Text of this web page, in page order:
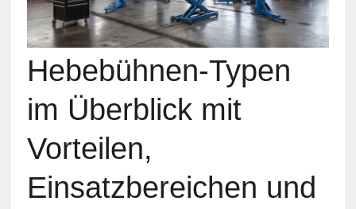
Hebebühnen-Typen
im Überblick mit
Vorteilen,
Einsatzbereichen und